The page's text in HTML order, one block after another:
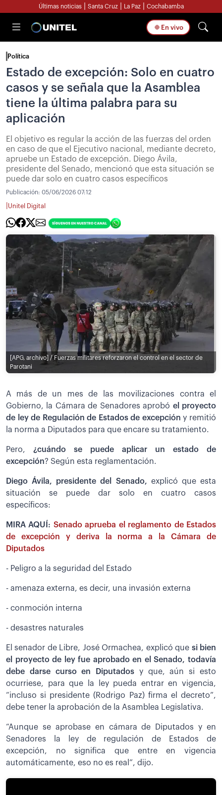
Últimas noticias Santa Cruz La Paz Cochabamba
En vivo
Política
Estado de excepción: Solo en cuatro
casos y se señala que la Asamblea
tiene la última palabra para su
aplicación
El objetivo es regular la acción de las fuerzas del orden
en caso de que el Ejecutivo nacional, mediante decreto,
apruebe un Estado de excepción. Diego Ávila,
presidente del Senado, mencionó que esta situación se
puede dar solo en cuatro casos específicos
Publicación: 05/06/2026 07:12
Unitel Digital
[APG, archivo] / Fuerzas militares reforzaron el control en el sector de
Parotani
A más de un mes de las movilizaciones contra el
Gobierno, la Cámara de Senadores aprobó el proyecto
de ley de Regulación de Estados de excepcióny remitió
la norma a Diputados para que encare su tratamiento.
Pero, ¿cuándo se puede aplicar un estado de
excepción? Según esta reglamentación.
Diego Ávila, presidente del Senado, explicó que esta
situación se puede dar solo en cuatro casos
específicos:
MIRA AQUÍ: Senado aprueba el reglamento de Estados
de excepción y deriva la norma a la Cámara de
Diputados
- Peligro a la seguridad del Estado
- amenaza externa, es decir, una invasión externa
- conmoción interna
- desastres naturales
El senador de Libre, José Ormachea, explicó que si bien
el proyecto de ley fue aprobado en el Senado, todavía
debe darse curso en Diputados y que, aún si esto
ocurriese, para que la ley pueda entrar en vigencia,
“incluso si presidente (Rodrigo Paz) firma el decreto”,
debe tener la aprobación de la Asamblea Legislativa.
“Aunque se aprobase en cámara de Diputados y en
Senadores la ley de regulación de Estados de
excepción, no significa que entre en vigencia
automáticamente, eso no es real”, dijo.